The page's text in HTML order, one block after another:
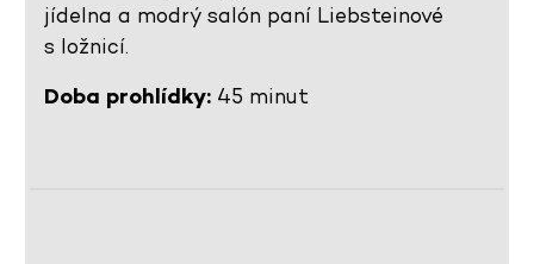
jídelna a modrý salón paní Liebsteinové
s ložnicí.
Doba prohlídky: 45 minut